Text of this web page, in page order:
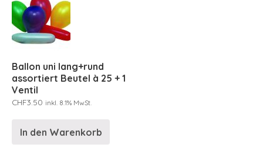
Ballon uni lang+rund
assortiert Beutel à 25 + 1
Ventil
CHF3.50 inkl. 8.1% MwSt.
In den Warenkorb